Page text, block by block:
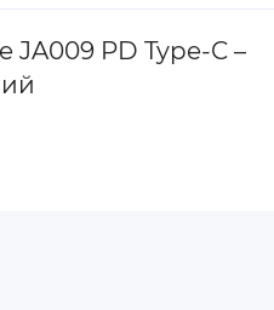
JA009 PD Type-C –